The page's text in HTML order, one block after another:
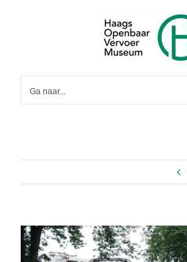
Ga naar...
Bekijk
grotere